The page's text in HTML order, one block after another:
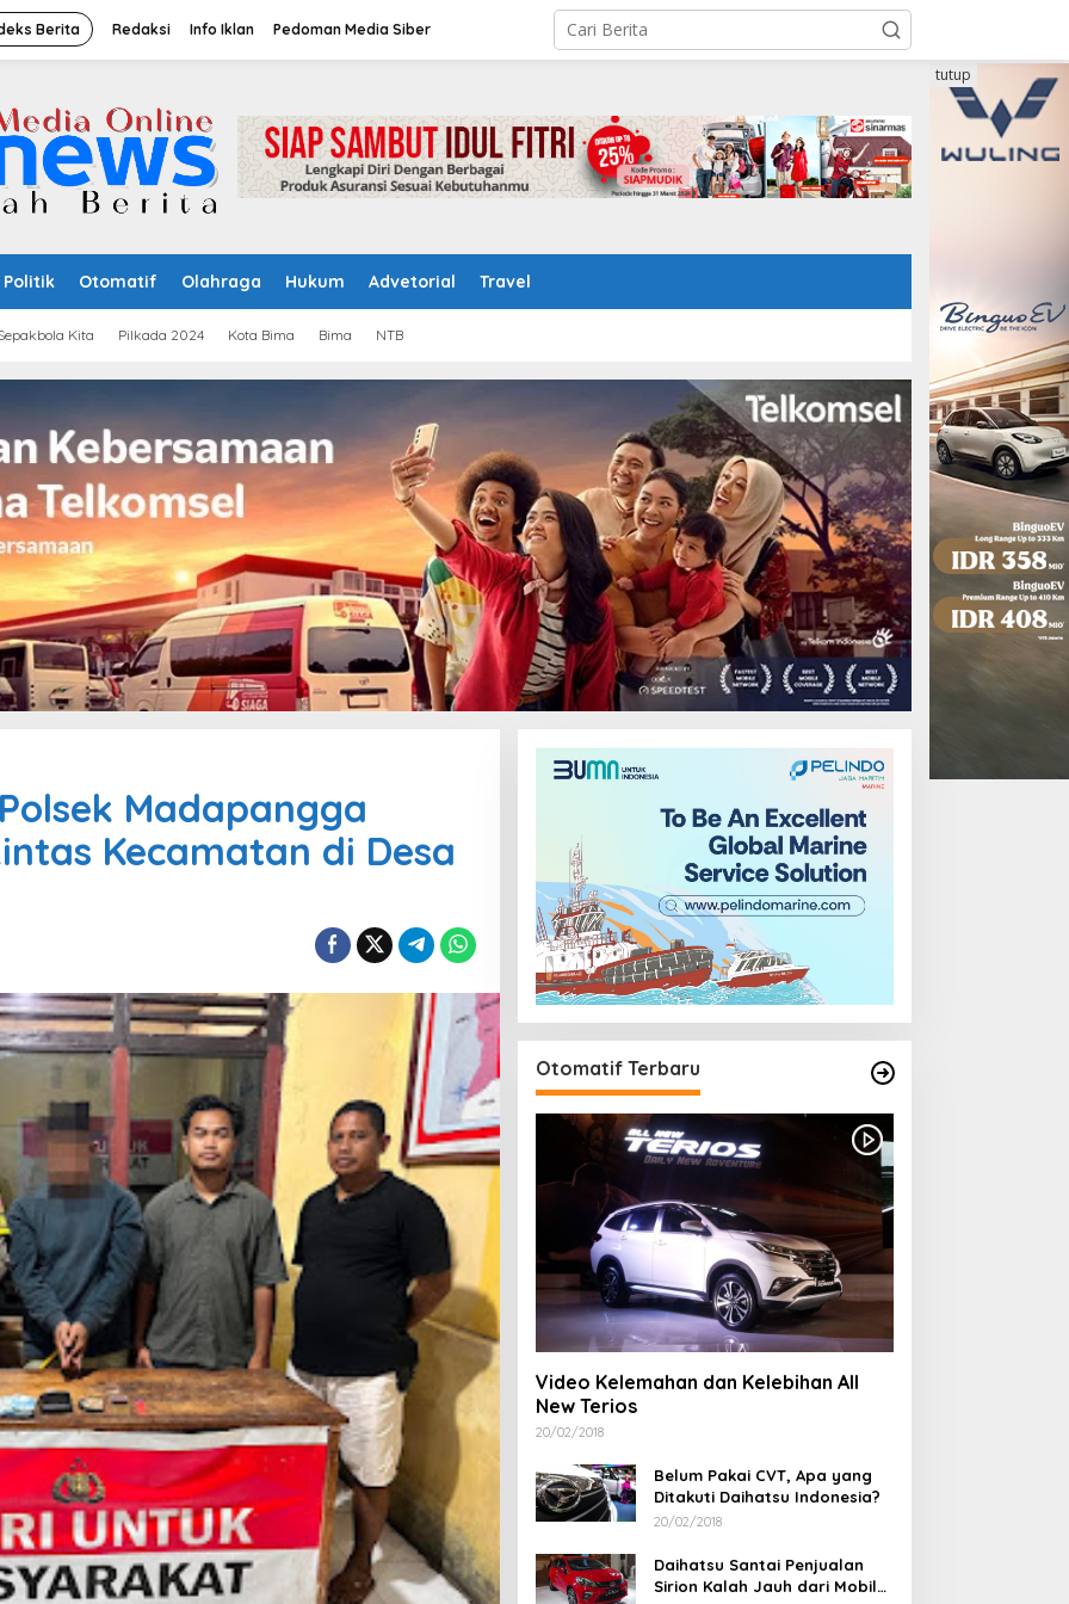
Berita Redaksi Info Iklan Pedoman Media Siber
Politik Otomatif Olahraga Hukum Advetorial Travel
Kita Pilkada 2024 Kota Bima Bima NTB
tutup
Madapangga
Kecamatan di Desa
Otomatif Terbaru
Video Kelemahan dan Kelebihan All
New Terios
20/02/2018
Belum Pakai CVT, Apa yang
Ditakuti Daihatsu Indonesia?
20/02/2018
Daihatsu Santai Penjualan
Sirion Kalah Jauh dari Mobil